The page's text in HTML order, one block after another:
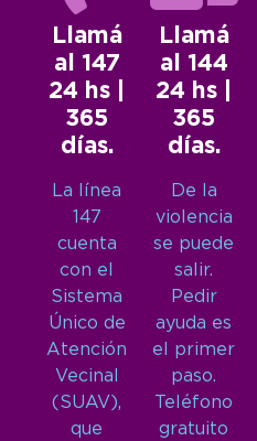
Llamá
al 147
24 hs |
365
días.
La línea
147
cuenta
con el
Sistema
Único de
Atención
Vecinal
(SUAV),
que
Llamá
al 144
24 hs |
365
días.
De la
violencia
se puede
salir.
Pedir
ayuda es
el primer
paso.
Teléfono
gratuito